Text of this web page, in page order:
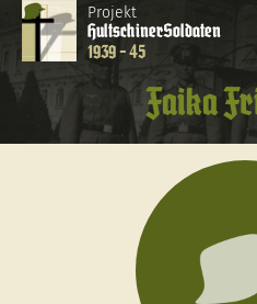
Projekt
HultschinerSoldaten
1939 - 45
Faika